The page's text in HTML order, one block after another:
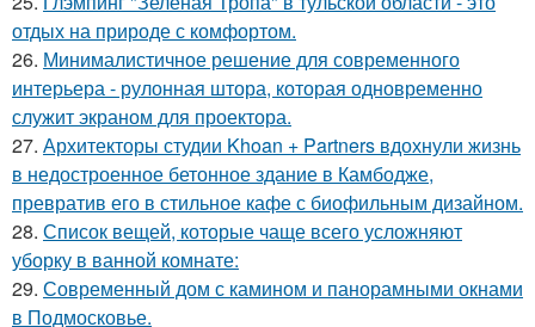
отдых на природе с комфортом.
26. Минималистичное решение для современного
интерьера - рулонная штора, которая одновременно
служит экраном для проектора.
27. Архитекторы студии Khoan + Partners вдохнули жизнь
в недостроенное бетонное здание в Камбодже,
превратив его в стильное кафе с биофильным дизайном.
28. Список вещей, которые чаще всего усложняют
уборку в ванной комнате:
29. Современный дом с камином и панорамными окнами
в Подмосковье.